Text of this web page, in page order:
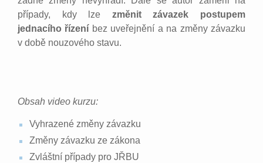
případy, kdy lze změnit závazek postupem
jednacího řízení bez uveřejnění a na změny závazku
v době nouzového stavu.
Obsah video kurzu:
Vyhrazené změny závazku
Změny závazku ze zákona
Zvláštní případy pro JŘBU